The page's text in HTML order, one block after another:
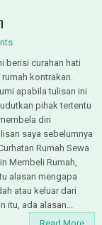
berisi curahan hati
kontrakan.
apabila tulisan ini
pihak tertentu
diri
saya sebelumnya
Rumah Sewa
Membeli Rumah,
alasan mengapa
atau keluar dari
itu, ada alasan...